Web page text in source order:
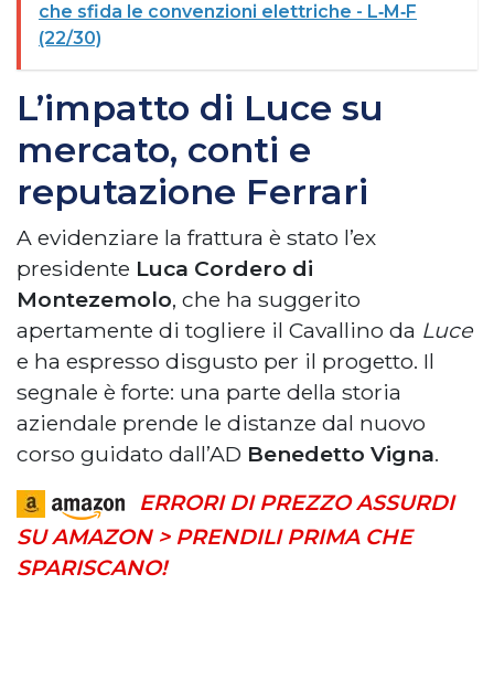
che sfida le convenzioni elettriche - L‑M‑F
(22/30)
L’impatto di Luce su
mercato, conti e
reputazione Ferrari
A evidenziare la frattura è stato l’ex
presidente Luca Cordero di
Montezemolo, che ha suggerito
apertamente di togliere il Cavallino da Luce
e ha espresso disgusto per il progetto. Il
segnale è forte: una parte della storia
aziendale prende le distanze dal nuovo
corso guidato dall’AD Benedetto Vigna.
ERRORI DI PREZZO ASSURDI
SU AMAZON > PRENDILI PRIMA CHE
SPARISCANO!